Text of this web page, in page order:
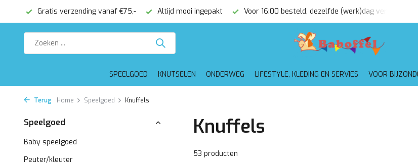
Altijd mooi ingepakt Voor 16:00 besteld, dezelfde (werk)dag verzonden Gratis verzending vanaf €75,-
SPEELGOED KNUTSELEN ONDERWEG LIFESTYLE, KLEDING EN SERVIES VOOR
Terug Home Speelgoed Knuffels
Speelgoed
Baby speelgoed
Peuter/kleuter
Knuffels
53 producten